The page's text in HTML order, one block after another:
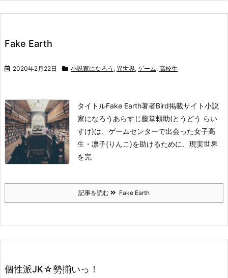
Fake Earth
2020年2月22日 小説家になろう , 異世界, ゲーム, 高校生
タイトルFake Earth著者Bird掲載サイト小説
家になろう あらすじ藤堂頼助(とうどう らい
すけ)は、ゲームセンターで出会った女子高
生・凛子(りんこ)を助けるために、現実世界
を完
記事を読む Fake Earth
個性派JK☆勢揃いっ！